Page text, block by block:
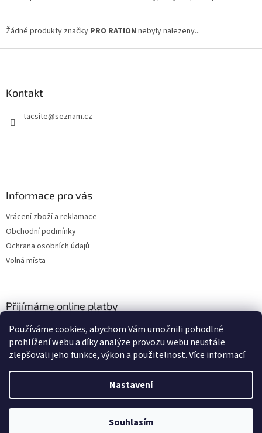
Používáme cookies, abychom Vám umožnili pohodlné
prohlížení webu a díky analýze provozu webu neustále
zlepšovali jeho funkce, výkon a použitelnost.Více informací
Nastavení
Souhlasím
Vážení zákazníci, momentálně čerpáme dovolenou a budeme opět
expedovat od středy 28. července. Počítejte s doručením zásilek
Žádné produkty značky PRO RATION nebyly nalezeny...
Kontakt
tacsite@seznam.cz
Informace pro vás
Vrácení zboží a reklamace
Obchodní podmínky
Ochrana osobních údajů
Volná místa
Přijímáme online platby
Vytvořil Shoptet
TACSITE. Všechna práva vyhrazena.